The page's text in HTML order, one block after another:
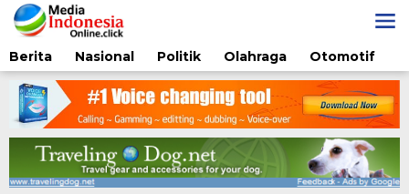
Lewati
ke
konten
Berita
Nasional Politik Olahraga Otomotif